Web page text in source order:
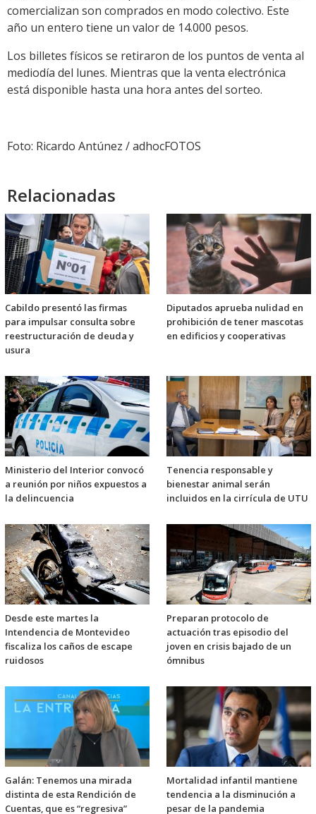
comercializan son comprados en modo colectivo. Este
año un entero tiene un valor de 14.000 pesos.
Los billetes físicos se retiraron de los puntos de venta al
mediodía del lunes. Mientras que la venta electrónica
está disponible hasta una hora antes del sorteo.
Foto: Ricardo Antúnez / adhocFOTOS
Relacionadas
Cabildo presentó las firmas
para impulsar consulta sobre
reestructuración de deuda y
usura
Diputados aprueba nulidad en
prohibición de tener mascotas
en edificios y cooperativas
Ministerio del Interior convocó
a reunión por niños expuestos a
la delincuencia
Tenencia responsable y
bienestar animal serán
incluidos en la cirrícula de UTU
Desde este martes la
Intendencia de Montevideo
fiscaliza los caños de escape
ruidosos
Preparan protocolo de
actuación tras episodio del
joven en crisis bajado de un
ómnibus
Galán: Tenemos una mirada
distinta de esta Rendición de
Cuentas, que es “regresiva”
Mortalidad infantil mantiene
tendencia a la disminución a
pesar de la pandemia